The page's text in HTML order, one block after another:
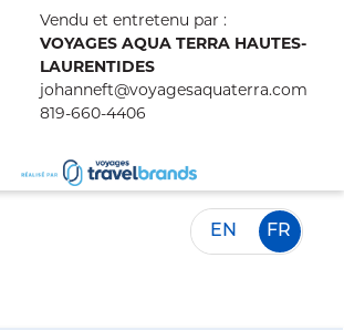
Vendu et entretenu par :
VOYAGES AQUA TERRA HAUTES-
LAURENTIDES
johanneft@voyagesaquaterra.com
819-660-4406
EN FR